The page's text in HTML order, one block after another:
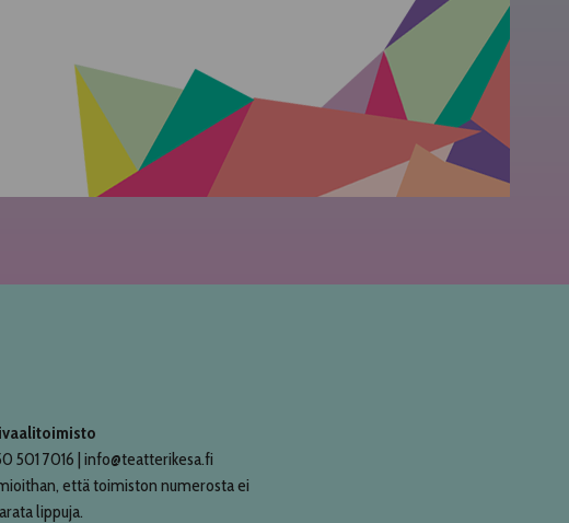
501 7016 | info@teatterikesa.fi
että toimiston numerosta ei
lippuja.